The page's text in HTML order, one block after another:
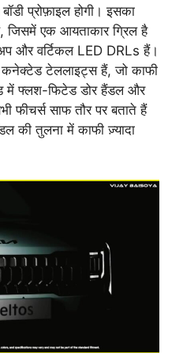
प्रोफ़ाइल होगी। इसका
जिसमें एक आयताकार ग्रिल है
और वर्टिकल LED DRLs हैं।
टेललाइट्स हैं, जो काफी
में फ्लश-फिटेड डोर हैंडल और
फीचर्स साफ तौर पर बताते हैं
की तुलना में काफी ज़्यादा